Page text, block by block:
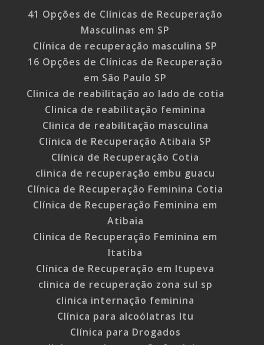
41 Opções de Clínicas de Recuperação
Masculinas em SP
Clínica de recuperação masculina SP
16 Opções de Clínicas de Recuperação
em São Paulo SP
Clinica de reabilitação ao lado de cotia
Clinica de reabilitação feminina
Clinica de reabilitação masculina
Clínica de Recuperação Atibaia SP
Clínica de Recuperação Cotia
clinica de recuperação embu guacu
Clínica de Recuperação Feminina Cotia
Clínica de Recuperação Feminina em
Atibaia
Clinica de Recuperação Feminina em
Itatiba
Clínica de Recuperação em Itupeva
clinica de recuperação zona sul sp
clinica internação feminina
Clínica para alcoólatras Itu
Clínica para Drogados